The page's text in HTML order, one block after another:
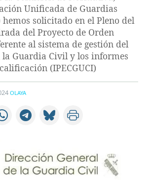
Unificada de Guardias
hemos solicitado en el Pleno del
del Proyecto de Orden
al sistema de gestión del
la Guardia Civil y los informes
(IPECGUCI)
OLAYA